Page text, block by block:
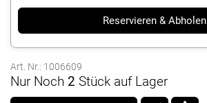
Reservieren & Abholen
Art. Nr.: 1006609
Nur Noch 2 Stück auf Lager